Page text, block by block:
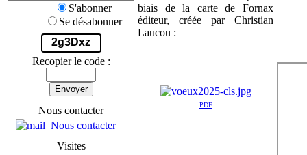
S'abonner
Se désabonner
2g3Dxz
Recopier le code :
Envoyer
Nous contacter
Nous contacter
Visites
biais de la carte de Fornax
éditeur, créée par Christian
Laucou :
PDF